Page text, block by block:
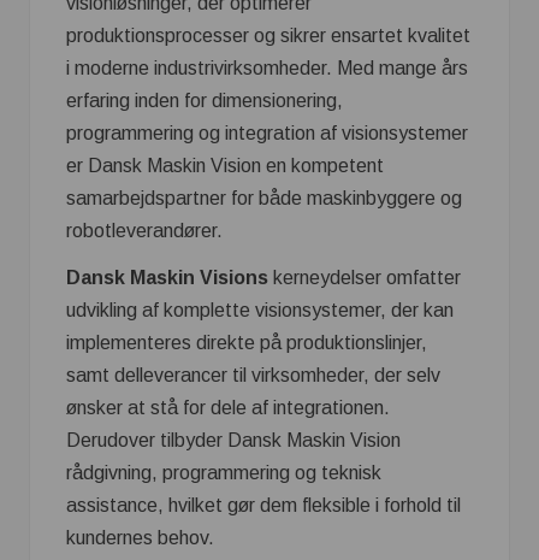
produktionsprocesser og sikrer ensartet kvalitet
i moderne industrivirksomheder. Med mange års
erfaring inden for dimensionering,
programmering og integration af visionsystemer
er Dansk Maskin Vision en kompetent
samarbejdspartner for både maskinbyggere og
robotleverandører.
Dansk Maskin Visions kerneydelser omfatter
udvikling af komplette visionsystemer, der kan
implementeres direkte på produktionslinjer,
samt delleverancer til virksomheder, der selv
ønsker at stå for dele af integrationen.
Derudover tilbyder Dansk Maskin Vision
rådgivning, programmering og teknisk
assistance, hvilket gør dem fleksible i forhold til
kundernes behov.